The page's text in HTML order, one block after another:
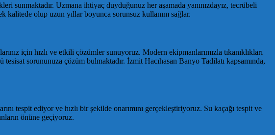
sunmaktadır. Uzmana ihtiyaç duyduğunuz her aşamada yanınızdayız, tecrübeli
kalitede olup uzun yıllar boyunca sorunsuz kullanım sağlar.
için hızlı ve etkili çözümler sunuyoruz. Modern ekipmanlarımızla tıkanıklıkları
sorununuza çözüm bulmaktadır. İzmit Hacıhasan Banyo Tadilatı kapsamında,
tespit ediyor ve hızlı bir şekilde onarımını gerçekleştiriyoruz. Su kaçağı tespit ve
önüne geçiyoruz.